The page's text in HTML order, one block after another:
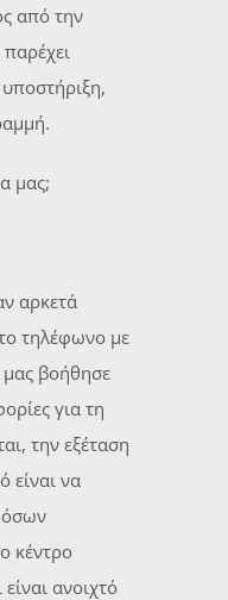
από την
μας;
αρκετά
τηλέφωνο με
μας βοήθησε
για τη
την εξέταση
είναι να
όσων
κέντρο
ανοιχτό